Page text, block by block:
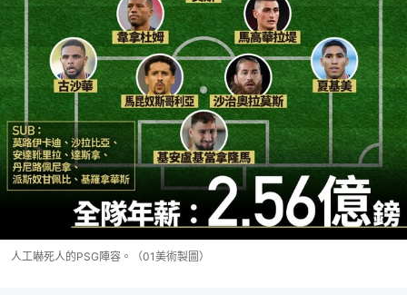
人工嚇死人的PSG陣容。（01美術製圖）